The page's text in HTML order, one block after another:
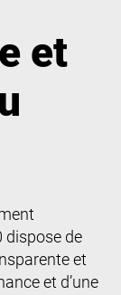
et
dispose de
et
et d’une